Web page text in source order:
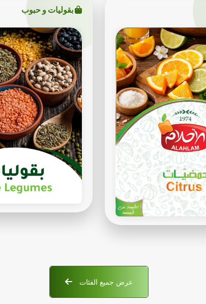
بقوليات و حبوب
عرض جميع الفئات